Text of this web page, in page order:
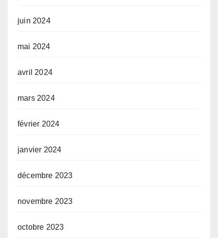
juin 2024
mai 2024
avril 2024
mars 2024
février 2024
janvier 2024
décembre 2023
novembre 2023
octobre 2023